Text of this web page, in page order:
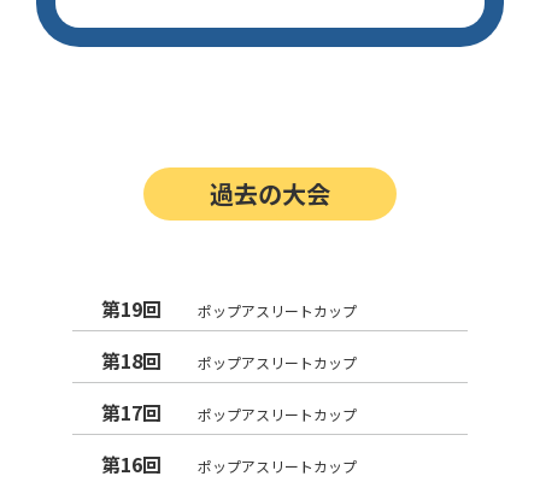
過去の大会
第19回 ポップアスリートカップ
第18回 ポップアスリートカップ
第17回 ポップアスリートカップ
第16回 ポップアスリートカップ